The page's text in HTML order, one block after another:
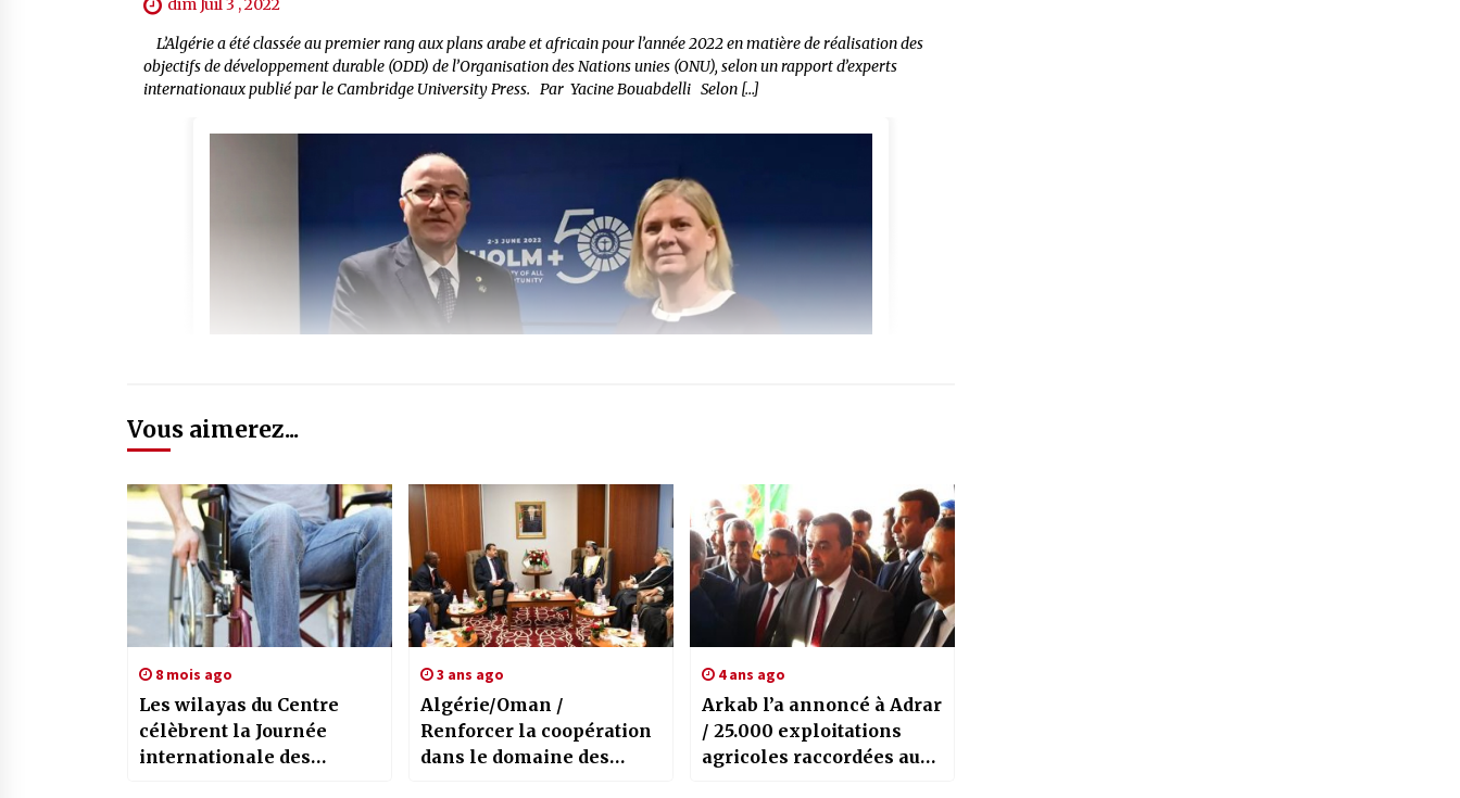
dim Juil 3 , 2022
L’Algérie a été classée au premier rang aux plans arabe et africain pour l’année 2022 en matière de réalisation des
objectifs de développement durable (ODD) de l’Organisation des Nations unies (ONU), selon un rapport d’experts
internationaux publié par le Cambridge University Press. Par Yacine Bouabdelli Selon […]
Vous aimerez...
8 mois ago
Les wilayas du Centre
célèbrent la Journée
internationale des
3 ans ago
Algérie/Oman /
Renforcer la coopération
dans le domaine des
4 ans ago
Arkab l’a annoncé à Adrar
/ 25.000 exploitations
agricoles raccordées au